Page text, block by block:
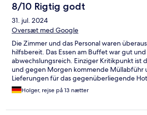
8/10 Rigtig godt
31. jul. 2024
Oversæt med Google
Die Zimmer und das Personal waren
hilfsbereit. Das Essen am Buffet war gut und
abwechslungsreich. Einziger Kritikpunkt ist
und gegen Morgen kommende Müllabführ
Lieferungen für das gegenüberliegende
Ohrenstöpseln konnte ich problemlos
wir produzieren muss ja auch weggeräumt
Holger, rejse på 13 nætter